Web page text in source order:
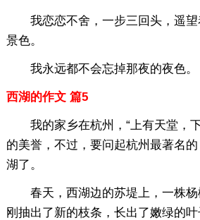
我恋恋不舍，一步三回头，遥望
景色。
我永远都不会忘掉那夜的夜色。
西湖的作文 篇5
我的家乡在杭州，“上有天堂，下
的美誉，不过，要问起杭州最著名的
湖了。
春天，西湖边的苏堤上，一株杨
刚抽出了新的枝条，长出了嫩绿的